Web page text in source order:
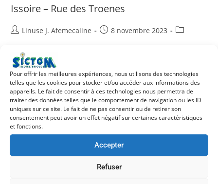
Pour offrir les meilleures expériences, nous utilisons des technologies
telles que les cookies pour stocker et/ou accéder aux informations des
appareils. Le fait de consentir à ces technologies nous permettra de
traiter des données telles que le comportement de navigation ou les ID
uniques sur ce site. Le fait de ne pas consentir ou de retirer son
consentement peut avoir un effet négatif sur certaines caractéristiques
et fonctions.
Accepter
Refuser
Issoire – Rue des Troenes
Linuse J. Afemecaline 8 novembre 2023
bac gris bac de tri (recyclables) La déchèterie la plus proche
est à : Retrouvez dans la carte ci-dessous les points
d’apport volontaire (Colonne à verre, à textile, de Tri,…
Continuer La Lecture
Issoire – Impasse des Fleurs